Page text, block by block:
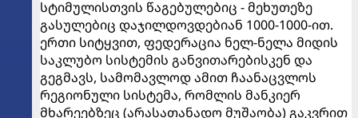
სტიმულისთვის წაგებულებიც - მეხუთეზე
გასულებიც დაჯილდოვდებიან 1000-1000-ით.
ერთი სიტყვით, ფედერაცია ნელ-ნელა მიდის
საკლუბო სისტემის განვითარებისკენ და
გეგმავს, სამომავლოდ ამით ჩაანაცვლოს
რეგიონული სისტემა, რომლის მანკიერ
მხარეებზეც (არასათანადო მუშაობა) გაკვრით